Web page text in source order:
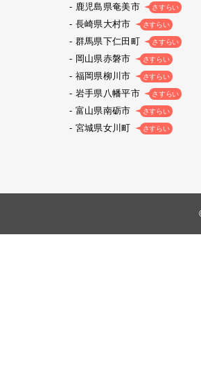
鹿児島県奄美市 さすらい
長崎県大村市 さすらい
群馬県下仁田町 さすらい
岡山県赤磐市 さすらい
福岡県柳川市 さすらい
岩手県八幡平市 さすらい
富山県南砺市 さすらい
宮城県女川町 さすらい